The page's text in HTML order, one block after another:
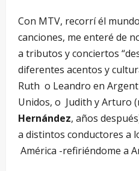
Con MTV, recorrí él
canciones, me enteré de
a tributos y conciertos
diferentes acentos y
Ruth o Leandro en
Unidos, o Judith y Arturo
Hernández, años
a distintos conductores a
América -refiriéndome a